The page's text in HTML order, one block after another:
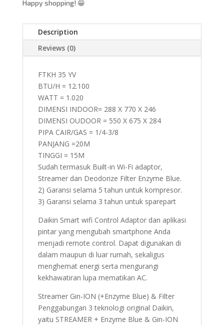
Happy shopping! 😁
Description
Reviews (0)
FTKH 35 YV
BTU/H = 12.100
WATT = 1.020
DIMENSI INDOOR= 288 X 770 X 246
DIMENSI OUDOOR = 550 X 675 X 284
PIPA CAIR/GAS = 1/4-3/8
PANJANG =20M
TINGGI = 15M
Sudah termasuk Built-in Wi-Fi adaptor,
Streamer dan Deodorize Filter Enzyme Blue.
2) Garansi selama 5 tahun untuk kompresor.
3) Garansi selama 3 tahun untuk sparepart
Daikin Smart wifi Control Adaptor dan aplikasi
pintar yang mengubah smartphone Anda
menjadi remote control. Dapat digunakan di
dalam maupun di luar rumah, sekaligus
menghemat energi serta mengurangi
kekhawatiran lupa mematikan AC.
Streamer Gin-ION (+Enzyme Blue) & Filter
Penggabungan 3 teknologi original Daikin,
yaitu STREAMER + Enzyme Blue & Gin-ION